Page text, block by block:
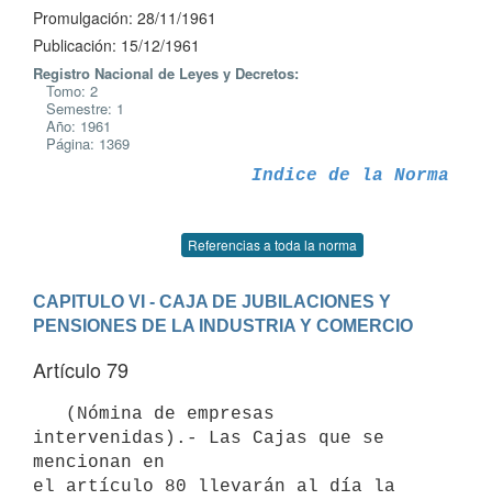
Promulgación: 28/11/1961
Publicación: 15/12/1961
Registro Nacional de Leyes y Decretos:
Tomo: 2
Semestre: 1
Año: 1961
Página: 1369
Indice de la Norma
Referencias a toda la norma
CAPITULO VI - CAJA DE JUBILACIONES Y
PENSIONES DE LA INDUSTRIA Y COMERCIO
Artículo 79
intervenidas).- Las Cajas que se
mencionan en
el artículo 80 llevarán al día la